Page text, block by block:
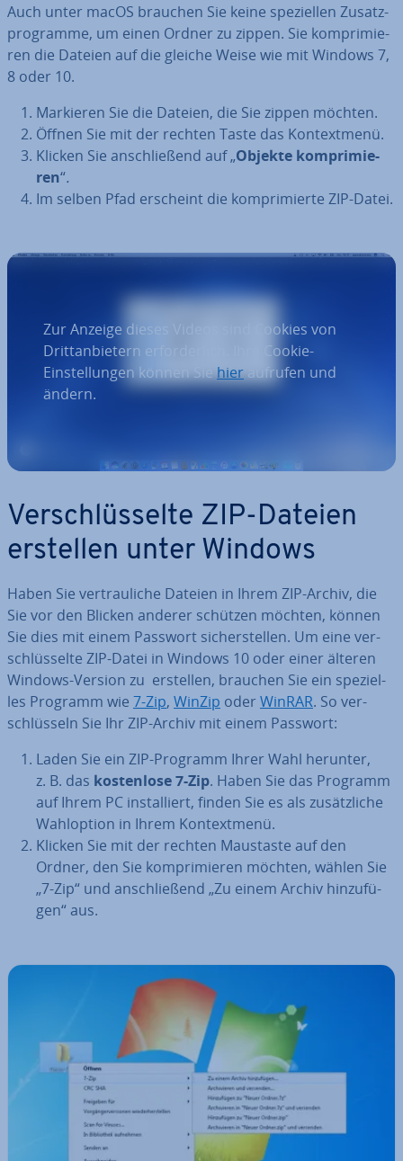
Auch unter macOS brauchen Sie keine spe­zi­el­len Zu­satz­
pro­gram­me, um einen Ordner zu zippen. Sie kom­pri­mie­
ren die Dateien auf die gleiche Weise wie mit Windows 7,
8 oder 10.
Markieren Sie die Dateien, die Sie zippen möchten.
Öffnen Sie mit der rechten Taste das Kon­text­me­nü.
Klicken Sie an­schlie­ßend auf „Objekte kom­pri­mie­
ren“.
Im selben Pfad erscheint die kom­pri­mier­te ZIP-Datei.
Zur Anzeige dieses Videos sind Cookies von
Drittanbietern erforderlich. Ihre Cookie-
Einstellungen können Siehieraufrufen und
ändern.
Ver­schlüs­sel­te ZIP-Dateien
erstellen unter Windows
Haben Sie ver­trau­li­che Dateien in Ihrem ZIP-Archiv, die
Sie vor den Blicken anderer schützen möchten, können
Sie dies mit einem Passwort si­cher­stel­len. Um eine ver­
schlüs­sel­te ZIP-Datei in Windows 10 oder einer älteren
Windows-Version zu erstellen, brauchen Sie ein spe­zi­el­
les Programm wie 7-Zip, WinZip oder WinRAR. So ver­
schlüs­seln Sie Ihr ZIP-Archiv mit einem Passwort:
Laden Sie ein ZIP-Programm Ihrer Wahl herunter,
z. B. das kos­ten­lo­se 7-Zip. Haben Sie das Programm
auf Ihrem PC in­stal­liert, finden Sie es als zu­sätz­li­che
Wahl­op­ti­on in Ihrem Kon­text­me­nü.
Klicken Sie mit der rechten Maustaste auf den
Ordner, den Sie kom­pri­mie­ren möchten, wählen Sie
„7-Zip“ und an­schlie­ßend „Zu einem Archiv hin­zu­fü­
gen“ aus.